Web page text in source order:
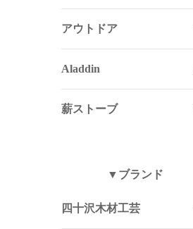
アウトドア
Aladdin
薪ストーブ
▼ブランド
四十沢木材工芸